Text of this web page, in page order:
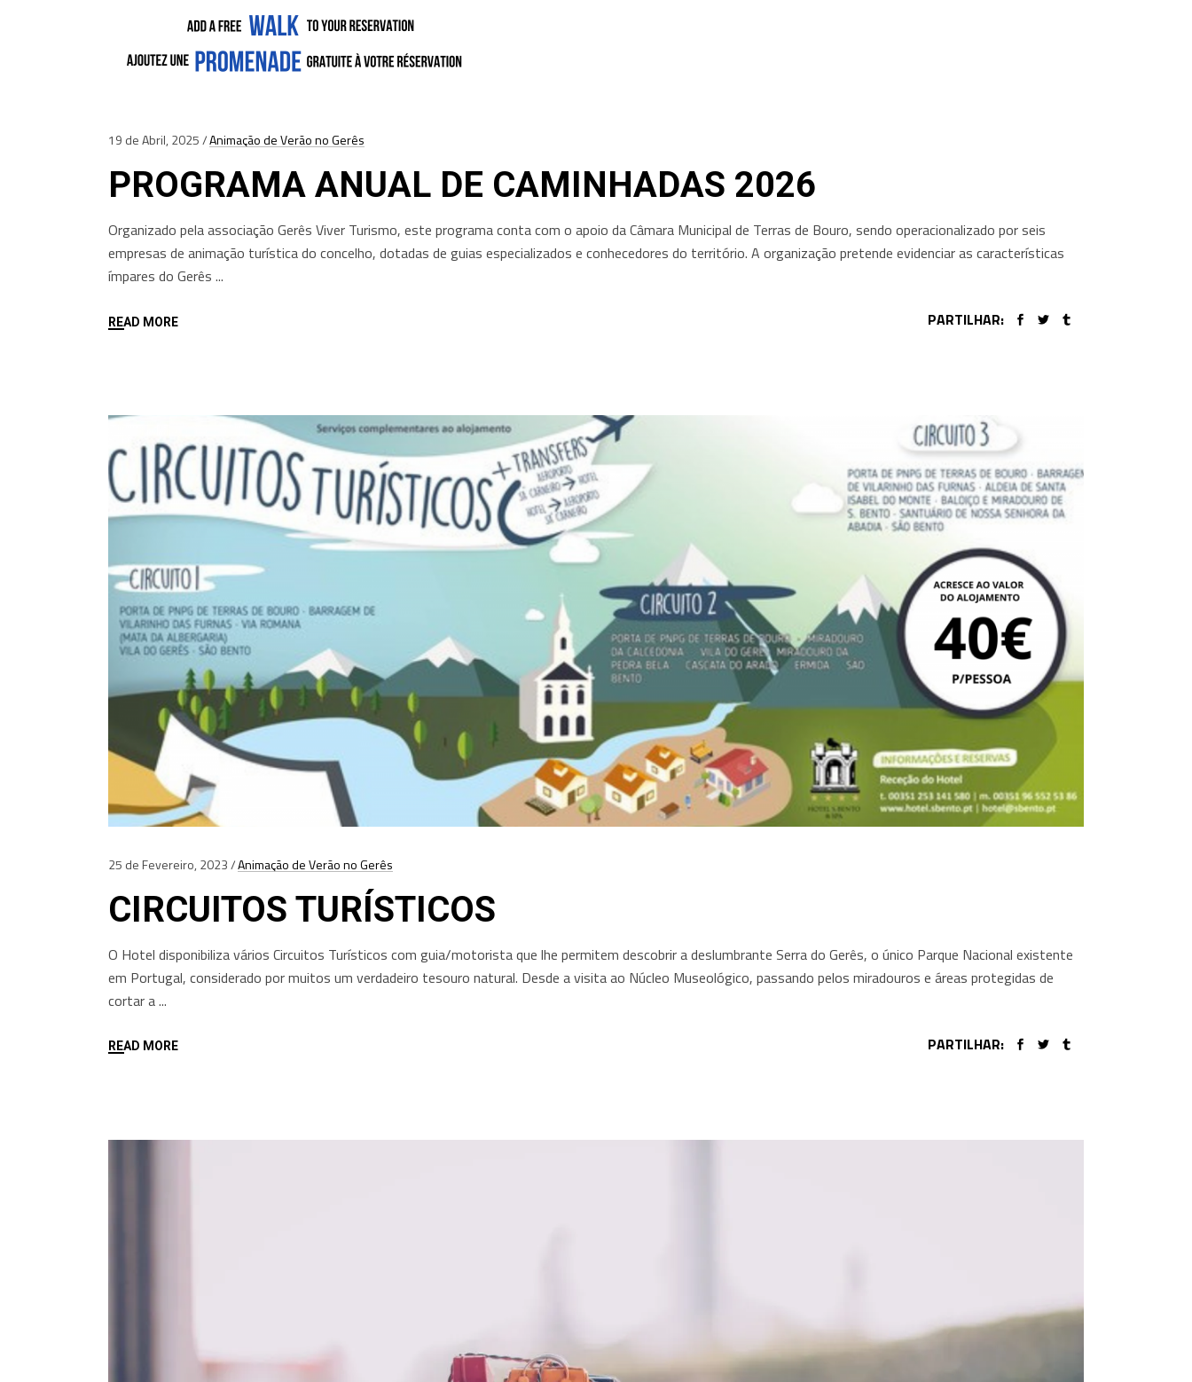
19 de Abril, 2025 Animação de Verão no Gerês
PROGRAMA ANUAL DE CAMINHADAS 2026
Organizado pela associação Gerês Viver Turismo, este programa conta com o apoio da Câmara Municipal de Terras de Bouro, sendo operacionalizado por seis
empresas de animação turística do concelho, dotadas de guias especializados e conhecedores do território. A organização pretende evidenciar as características
ímpares do Gerês
READ MORE PARTILHAR:
25 de Fevereiro, 2023 Animação de Verão no Gerês
CIRCUITOS TURÍSTICOS
O Hotel disponibiliza vários Circuitos Turísticos com guia/motorista que lhe permitem descobrir a deslumbrante Serra do Gerês, o único Parque Nacional existente
em Portugal, considerado por muitos um verdadeiro tesouro natural. Desde a visita ao Núcleo Museológico, passando pelos miradouros e áreas protegidas de
cortar a
READ MORE PARTILHAR: